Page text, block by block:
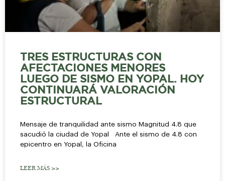
TRES ESTRUCTURAS CON
AFECTACIONES MENORES
LUEGO DE SISMO EN YOPAL. HOY
CONTINUARÁ VALORACIÓN
ESTRUCTURAL
Mensaje de tranquilidad ante sismo Magnitud 4.8 que
sacudió la ciudad de Yopal Ante el sismo de 4.8 con
epicentro en Yopal, la Oficina
LEER MÁS >>